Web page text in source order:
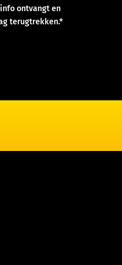
ontvangt en
terugtrekken.*